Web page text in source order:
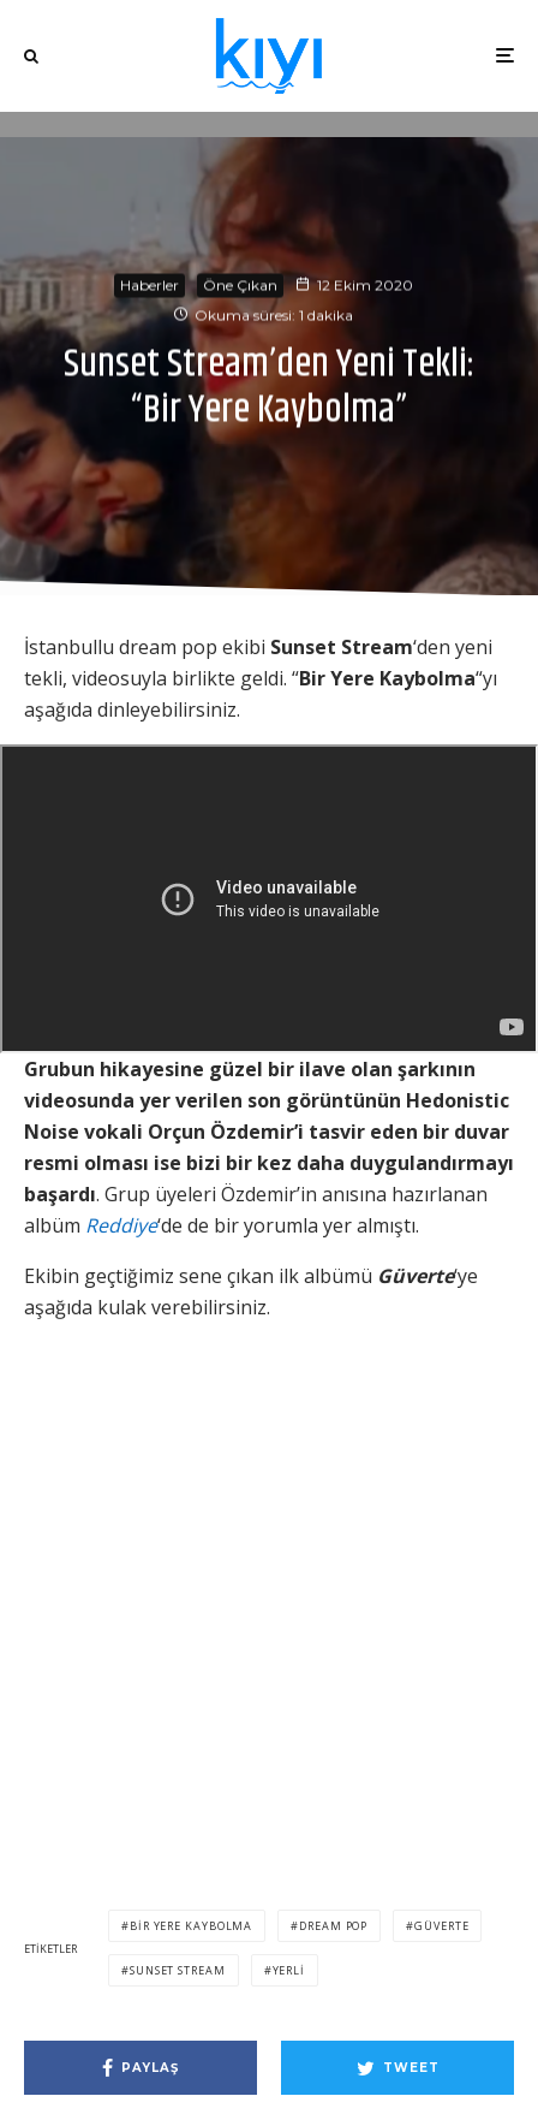
Haberler Öne Çıkan
12 Ekim 2020
Okuma süresi: 1 dakika
Sunset Stream’den Yeni Tekli:
“Bir Yere Kaybolma”
İstanbullu dream pop ekibi Sunset Stream‘den yeni
tekli, videosuyla birlikte geldi. “Bir Yere Kaybolma“yı
aşağıda dinleyebilirsiniz.
Grubun hikayesine güzel bir ilave olan şarkının
videosunda yer verilen son görüntünün Hedonistic
Noise vokali Orçun Özdemir’i tasvir eden bir duvar
resmi olması ise bizi bir kez daha duygulandırmayı
başardı. Grup üyeleri Özdemir’in anısına hazırlanan
albüm Reddiye‘de de bir yorumla yer almıştı.
Ekibin geçtiğimiz sene çıkan ilk albümü Güverte‘ye
aşağıda kulak verebilirsiniz.
ETIKETLER
BIR YERE KAYBOLMA DREAM POP GÜVERTE
SUNSET STREAM YERLI
PAYLAŞ TWEET